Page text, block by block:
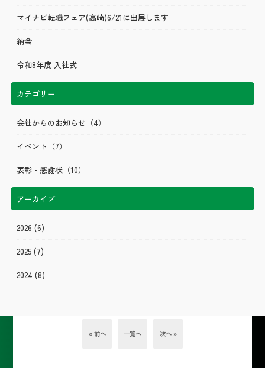
マイナビ転職フェア(高崎)6/21に出展します
納会
令和8年度 入社式
カテゴリー
会社からのお知らせ （4）
イベント （7）
表彰・感謝状（10）
アーカイブ
2026 (6)
2025(7)
2024 (8)
« 前へ 一覧へ 次へ »